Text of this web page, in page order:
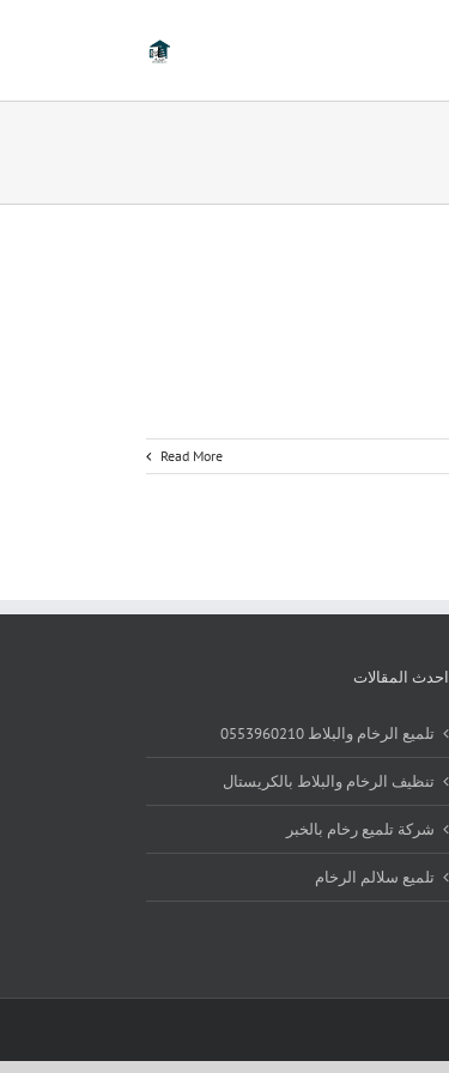
Read More
احدث المقالات
تلميع الرخام والبلاط 0553960210
تنظيف الرخام والبلاط بالكريستال
شركة تلميع رخام بالخبر
تلميع سلالم الرخام